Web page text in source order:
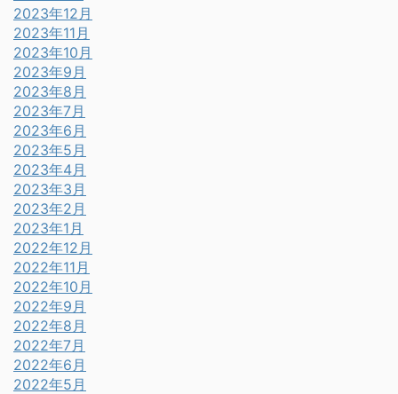
2023年12月
2023年11月
2023年10月
2023年9月
2023年8月
2023年7月
2023年6月
2023年5月
2023年4月
2023年3月
2023年2月
2023年1月
2022年12月
2022年11月
2022年10月
2022年9月
2022年8月
2022年7月
2022年6月
2022年5月